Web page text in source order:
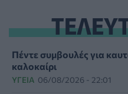
Πέντε συμβουλές για
καλοκαίρι
ΥΓΕΊΑ 06/08/2026 - 22:01